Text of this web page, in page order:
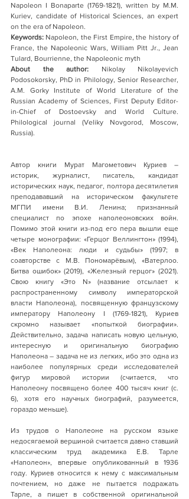
Napoleon I Bonaparte (1769-1821), written by M.M.
Kuriev, candidate of Historical Sciences, an expert
on the era of Napoleon.
Keywords: Napoleon, the First Empire, the history of
France, the Napoleonic Wars, William Pitt Jr., Jean
Tulard, Bourrienne, the Napoleonic myth
About the author: Nikolay Nikolayevich
Podosokorsky, PhD in Philology, Senior Researcher,
A.M. Gorky Institute of World Literature of the
Russian Academy of Sciences, First Deputy Editor-
in-Chief of Dostoevsky and World Culture.
Philological journal (Veliky Novgorod, Moscow,
Russia).
Автор книги Мурат Магометович Куриев –
историк, журналист, писатель, кандидат
исторических наук, педагог, полтора десятилетия
преподававший на историческом факультете
МГПИ имени В.И. Ленина; признанный
специалист по эпохе наполеоновских войн.
Помимо этой книги из-под его пера вышли еще
четыре монографии: «Герцог Веллингтон» (1994),
«Век Наполеона: люди и судьбы» (1997; в
соавторстве с М.В. Пономарёвым), «Ватерлоо.
Битва ошибок» (2019), «Железный герцог» (2021).
Свою книгу «Это N» (название отсылает к
распространенному символу императорской
власти Наполеона), посвященную французскому
императору Наполеону I (1769-1821), Куриев
скромно называет «попыткой биографии».
Действительно, задача написать новую цельную,
интересную и оригинальную биографию
Наполеона – задача не из легких, ибо это одна из
наиболее популярных среди исследователей
фигур мировой истории (считается, что
Наполеону посвящено более 400 тысяч книг (с.
6), хотя его научных биографий, разумеется,
гораздо меньше).
Из трудов о Наполеоне на русском языке
недосягаемой вершиной считается давно ставший
классическим труд академика Е.В. Тарле
«Наполеон», впервые опубликованный в 1936
году. Куриев относится к нему с максимальным
почтением, но даже не пытается подражать
Тарле, а пишет в собственной оригинальной